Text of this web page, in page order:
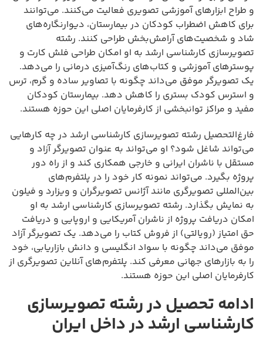
و طراح ابزارهای آموزشی تصویری فعالیت می‌کنند. می‌توانند
برای کاهش اضطراب کودکان در بیمارستان، دیوارنگاره‌های
شاد و شخصیت‌های آرامش‌بخش طراحی کنند. رشته
تصویرسازی کارشناسی ارشد به او امکان طراحی فلش کارت و
پوسترهای آموزشی و کتاب‌های رنگ‌آمیزی درمانی را می‌دهد.
یک تصویرگر موفق می‌داند چگونه با تصاویر ساده و گرم، ترس
و استرس کودک بستری را کاهش دهد. بیمارستان کودکان
مفید و مراکز توانبخشی از کارفرمایان اصلی این حوزه هستند.
فارغ‌التحصیل رشته تصویرسازی کارشناسی ارشد در چه کارهایی
می‌تواند شاغل شود؟ او می‌تواند به عنوان تصویرگر آزاد و
مستقل با ناشران ایرانی و خارجی همکاری کند و از راه دور
پروژه بگیرد. می‌تواند نمونه کار خود را در پلتفرم‌های
بین‌المللی تصویرگری مانند آژانس تصویرگران و ویزارد و فیلون
به نمایش بگذارد. رشته تصویرسازی کارشناسی ارشد به او
امکان دریافت پروژه از ناشران آمریکایی و اروپایی و دریافت
حق امتیاز (رویالتی) از فروش کتاب را می‌دهد. یک تصویرگر آزاد
موفق می‌داند چگونه با سواد انگلیسی و دانش بازاریابی، خود
را به بازارهای جهانی معرفی کند. پلتفرم‌های آنلاین تصویرگری از
کارفرمایان اصلی این حوزه هستند.
ادامه تحصیل در رشته تصویرسازی
کارشناسی ارشد در داخل ایران